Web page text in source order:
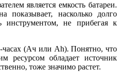
является емкость батареи.
показывает, насколько долго
инструментом, не прибегая к
часах (Ач или Аh). Понятно, что
ресурсом обладает источник
тоже значимо растет.